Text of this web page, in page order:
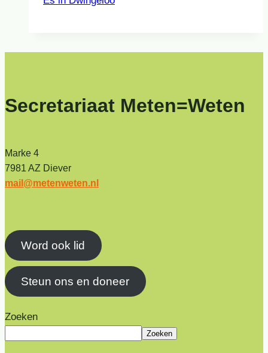
Secretariaat Meten=Weten
Marke 4
7981 AZ Diever
mail@metenweten.nl
Word ook lid
Steun ons en doneer
Zoeken
Zoeken